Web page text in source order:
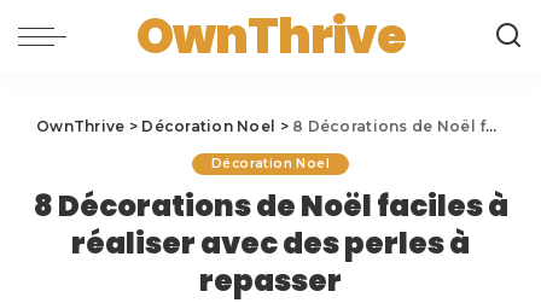
OwnThrive
OwnThrive > Décoration Noel > 8 Décorations de Noël faciles à réaliser avec des perles à repasser
Décoration Noel
8 Décorations de Noël faciles à
réaliser avec des perles à
repasser